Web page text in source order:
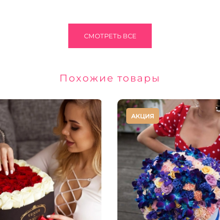
СМОТРЕТЬ ВСЕ
Похожие товары
АКЦИЯ